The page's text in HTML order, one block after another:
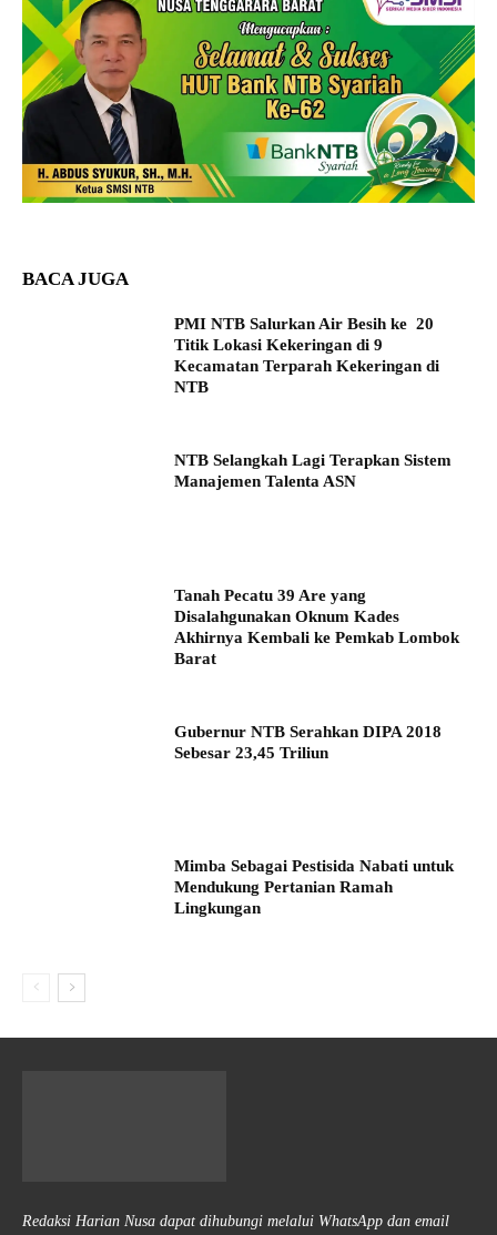
BACA JUGA
PMI NTB Salurkan Air Besih ke 20
Titik Lokasi Kekeringan di 9
Kecamatan Terparah Kekeringan di
NTB
NTB Selangkah Lagi Terapkan Sistem
Manajemen Talenta ASN
Tanah Pecatu 39 Are yang
Disalahgunakan Oknum Kades
Akhirnya Kembali ke Pemkab Lombok
Barat
Gubernur NTB Serahkan DIPA 2018
Sebesar 23,45 Triliun
Mimba Sebagai Pestisida Nabati untuk
Mendukung Pertanian Ramah
Lingkungan
Redaksi Harian Nusa dapat dihubungi melalui WhatsApp dan email